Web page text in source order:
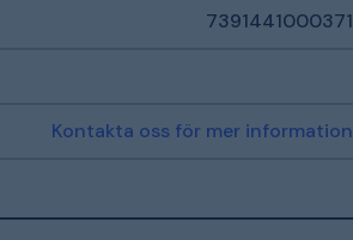
7391441000371
Kontakta oss för mer information